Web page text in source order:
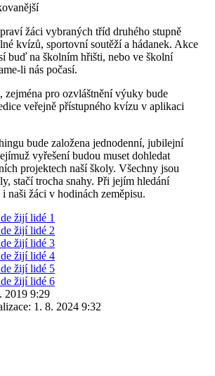
žáci vybraných tříd druhého stupně
kvízů, sportovní soutěží a hádanek. Akce
buď na školním hřišti, nebo ve školní
li nás počasí.
zejména pro ozvláštnění výuky bude
veřejně přístupného kvízu v aplikaci
bude založena jednodenní, jubilejní
vyřešení budou muset dohledat
projektech naší školy. Všechny jsou
stačí trocha snahy. Při jejím hledání
naši žáci v hodinách zeměpisu.
2019 9:29
1. 8. 2024 9:32